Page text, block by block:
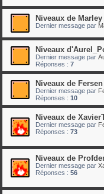
Niveaux de Marley
Dernier message par
Niveaux
Dernier message par
Réponses : 7
Niveaux de Fersen
Dernier message par
Réponses : 10
Niveaux de
Dernier message par
Réponses : 73
Niveaux de
Dernier message par
Réponses : 56